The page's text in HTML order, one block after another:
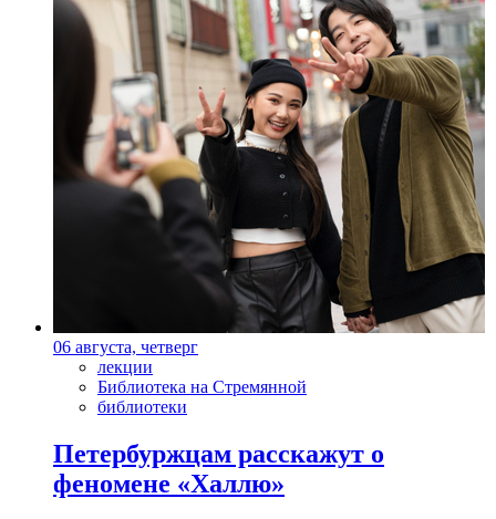
06 августа, четверг
лекции
Библиотека на Стремянной
библиотеки
Петербуржцам расскажут о
феномене «Халлю»